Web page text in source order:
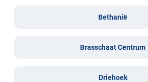
Bethanië
Brasschaat Centrum
Driehoek